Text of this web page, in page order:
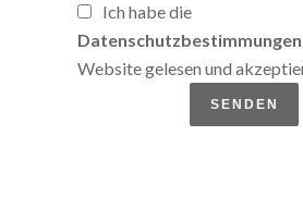
Ich habe die
Datenschutzbestimmungen
Website gelesen und
SENDEN